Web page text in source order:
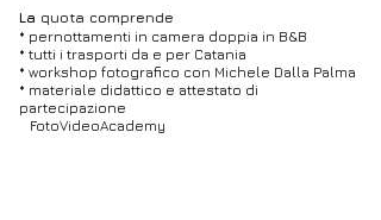
La quota comprende
* pernottamenti in camera doppia in B&B
* tutti i trasporti da e per Catania
* workshop fotografico con Michele Dalla Palma
* materiale didattico e attestato di
partecipazione
FotoVideoAcademy